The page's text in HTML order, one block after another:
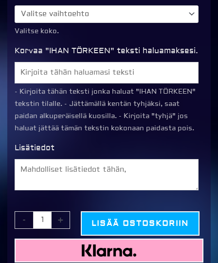
Valitse koko.
Korvaa "IHAN TÖRKEEN" teksti haluamaksesi.
- Kirjoita tähän teksti jonka haluat "IHAN TÖRKEEN"
tekstin tilalle. - Jättämällä kentän tyhjäksi, saat
paidan alkuperäisellä kuosilla. - Kirjoita "tyhjä" jos
haluat jättää tämän tekstin kokonaan paidasta pois.
Lisätiedot
-
T-
paita,
valkoinen
+ LISÄÄ OSTOSKORIIN